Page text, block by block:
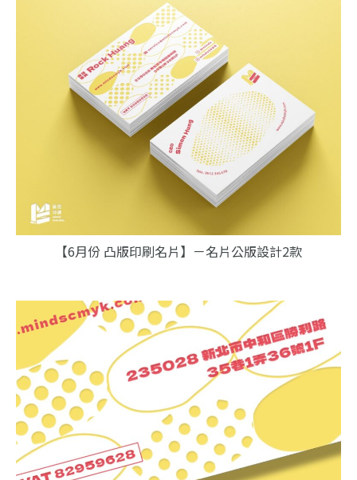
【6月份 凸版印刷名片】－名片公版設計2款